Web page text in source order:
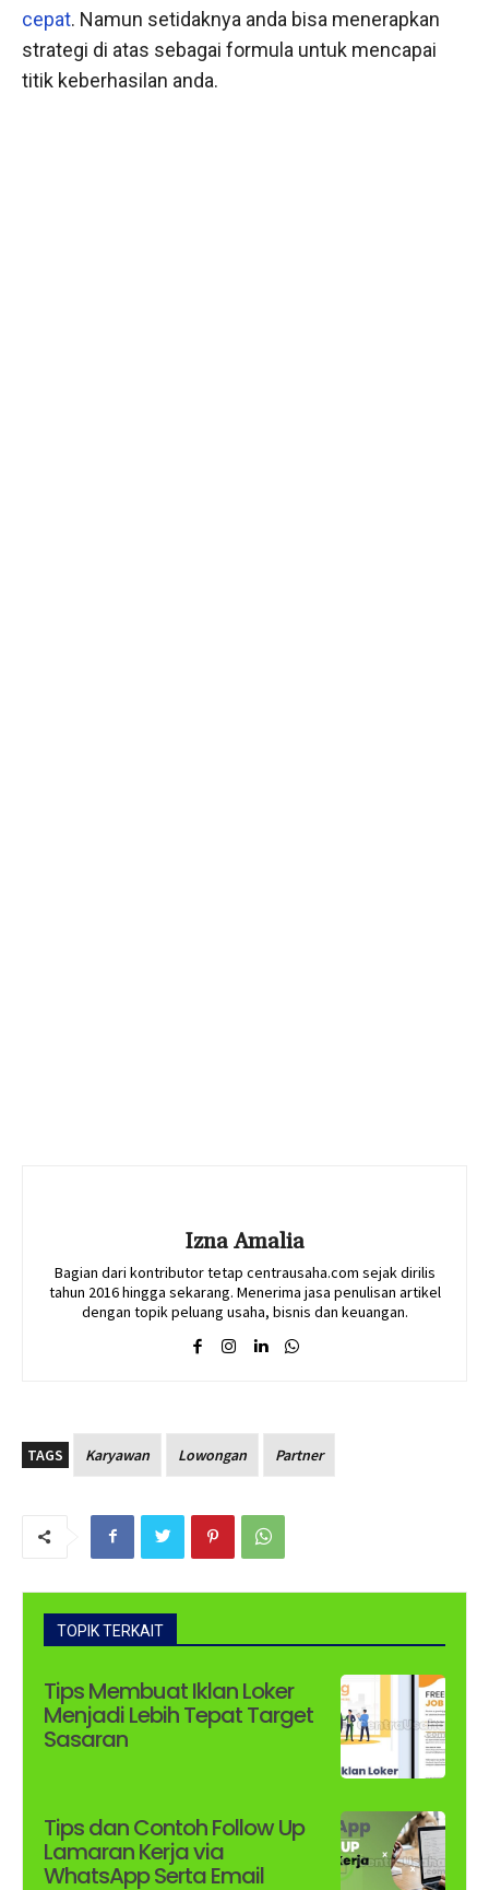
cepat. Namun setidaknya anda bisa menerapkan
strategi di atas sebagai formula untuk mencapai
titik keberhasilan anda.
Izna Amalia
Bagian dari kontributor tetap centrausaha.com sejak dirilis
tahun 2016 hingga sekarang. Menerima jasa penulisan artikel
dengan topik peluang usaha, bisnis dan keuangan.
TAGS Karyawan Lowongan Partner
TOPIK TERKAIT
Tips Membuat Iklan Loker
Menjadi Lebih Tepat Target
Sasaran
Tips dan Contoh Follow Up
Lamaran Kerja via
WhatsApp Serta Email